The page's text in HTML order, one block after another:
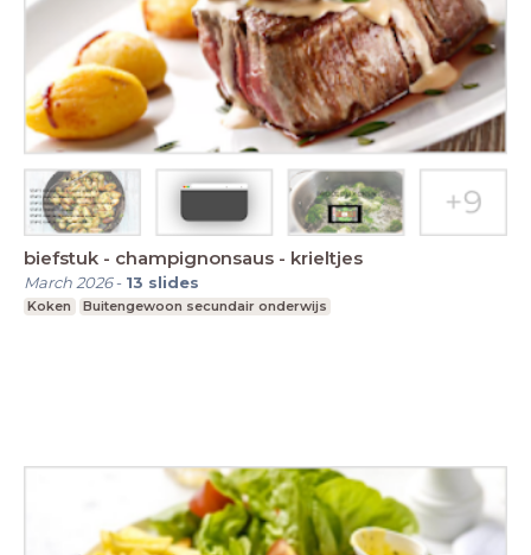
biefstuk - champignonsaus - krieltjes
March 2026- 13 slides
Koken Buitengewoon secundair onderwijs